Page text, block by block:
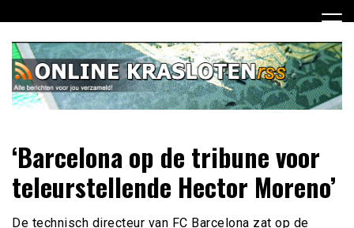
naar
inhoud
Online Krasloten RSS
jou verzameld
‘Barcelona op de tribune voor
teleurstellende Hector Moreno’
De technisch directeur van FC Barcelona zat op de